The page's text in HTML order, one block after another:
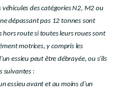
des catégories N2, M2 ou
dépassant pas 12 tonnes sont
hors route si toutes leurs roues sont
motrices, y compris les
essieu peut être débrayée, ou s'ils
suivantes :
essieu avant et au moins d'un